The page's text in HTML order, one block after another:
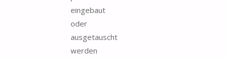
eingebaut
oder
ausgetauscht
werden